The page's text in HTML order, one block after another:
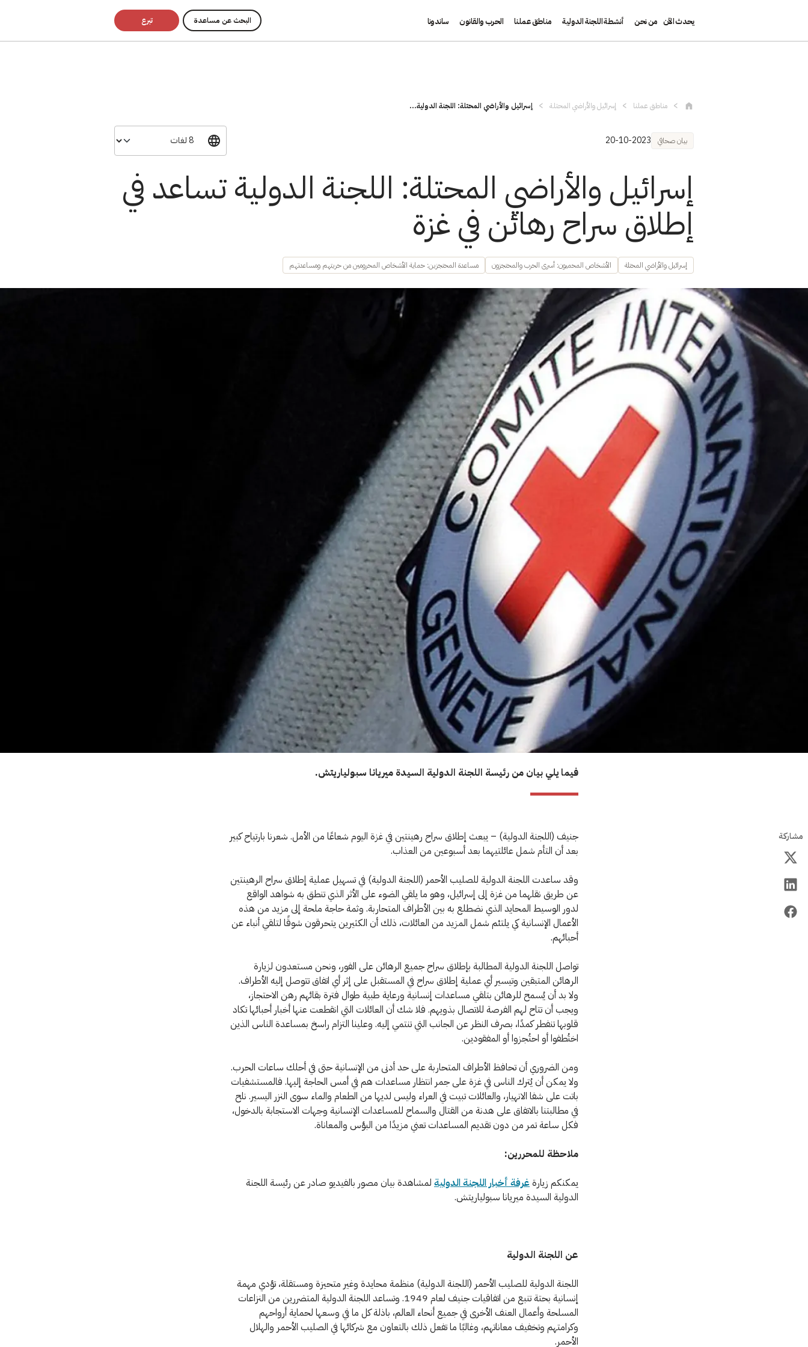
يحدث الآن من نحن أنشطة اللجنة الدولية مناطق عملنا الحرب والقانون ساندونا البحث عن مساعدة تبرع
مناطق عملنا إسرائيل والأراضي المحتلة إسرائيل والأراضي المحتلة: اللجنة الدولية...
بيان صحافي 20-10-2023
إسرائيل والأراضي المحتلة: اللجنة الدولية تساعد في
إطلاق سراح رهائن في غزة
إسرائيل والأراضي المحتلة الأشخاص المحميون: أسرى الحرب والمحتجزون مساعدة المحتجزين: حماية الأشخاص المحرومين من حريتهم ومساعدتهم
فيما يلي بيان من رئيسة اللجنة الدولية السيدة ميريانا سبولياريتش.
مشاركة
جنيف (اللجنة الدولية) – يبعث إطلاق سراح رهينتين في غزة اليوم شعاعًا من الأمل. شعرنا بارتياح كبير
بعد أن التأم شمل عائلتيهما بعد أسبوعين من العذاب.
وقد ساعدت اللجنة الدولية للصليب الأحمر (اللجنة الدولية) في تسهيل عملية إطلاق سراح الرهينتين
عن طريق نقلهما من غزة إلى إسرائيل، وهو ما يلقي الضوء على الأثر الذي تنطق به شواهد الواقع
لدور الوسيط المحايد الذي نضطلع به بين الأطراف المتحاربة. وثمة حاجة ملحة إلى مزيد من هذه
الأعمال الإنسانية كي يلتئم شمل المزيد من العائلات، ذلك أن الكثيرين يتحرقون شوقًا لتلقي أنباء عن
أحبائهم.
تواصل اللجنة الدولية المطالبة بإطلاق سراح جميع الرهائن على الفور، ونحن مستعدون لزيارة
الرهائن المتبقين وتيسير أي عملية إطلاق سراح في المستقبل على إثر أي اتفاق تتوصل إليه الأطراف.
ولا بد أن يُسمح للرهائن بتلقي مساعدات إنسانية ورعاية طبية طوال فترة بقائهم رهن الاحتجاز،
ويجب أن تتاح لهم الفرصة للاتصال بذويهم. فلا شك أن العائلات التي انقطعت عنها أخبار أحبائها تكاد
قلوبها تنفطر كمدًا، بصرف النظر عن الجانب التي تنتمي إليه. وعلينا التزام راسخ بمساعدة الناس الذين
اختُطفوا أو احتُجزوا أو المفقودين.
ومن الضروري أن تحافظ الأطراف المتحاربة على حد أدنى من الإنسانية حتى في أحلك ساعات الحرب.
ولا يمكن أن يُترك الناس في غزة على جمر انتظار مساعدات هم في أمس الحاجة إليها. فالمستشفيات
باتت على شفا الانهيار، والعائلات تبيت في العراء وليس لديها من الطعام والماء سوى النزر اليسير. نلح
في مطالبتنا بالاتفاق على هدنة من القتال والسماح للمساعدات الإنسانية وجهات الاستجابة بالدخول،
فكل ساعة تمر من دون تقديم المساعدات تعني مزيدًا من البؤس والمعاناة.
ملاحظة للمحررين:
يمكنكم زيارة غرفة أخبار اللجنة الدولية لمشاهدة بيان مصور بالفيديو صادر عن رئيسة اللجنة
الدولية السيدة ميريانا سبولياريتش.
عن اللجنة الدولية
اللجنة الدولية للصليب الأحمر (اللجنة الدولية) منظمة محايدة وغير متحيزة ومستقلة، تؤدي مهمة
إنسانية بحتة تنبع من اتفاقيات جنيف لعام 1949. وتساعد اللجنة الدولية المتضررين من النزاعات
المسلحة وأعمال العنف الأخرى في جميع أنحاء العالم، باذلة كل ما في وسعها لحماية أرواحهم
وكرامتهم وتخفيف معاناتهم، وغالبًا ما تفعل ذلك بالتعاون مع شركائها في الصليب الأحمر والهلال
الأحمر.